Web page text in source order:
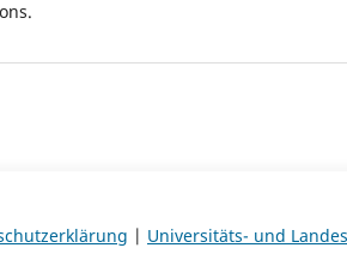
| Universitäts- und